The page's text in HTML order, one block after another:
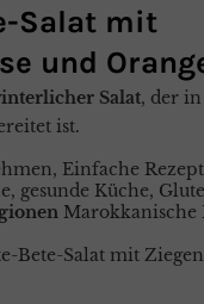
Salat mit
und
Salat, der in
ist.
Einfache
gesunde Küche,
Marokkanische
Bete-Salat mit